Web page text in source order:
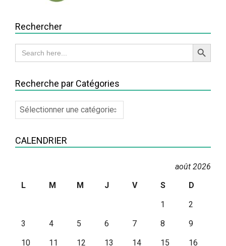
Rechercher
Search
for:
Search Button
Recherche par Catégories
Recherche
par
CALENDRIER
août 2026
L
M M J V S
D
1
2
3
4 5 6 7 8
9
10
11 12 13 14 15 16